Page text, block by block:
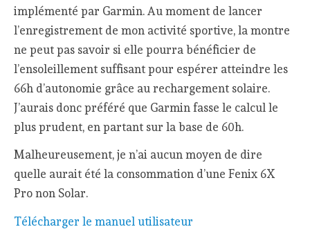
implémenté par Garmin. Au moment de lancer
l’enregistrement de mon activité sportive, la montre
ne peut pas savoir si elle pourra bénéficier de
l’ensoleillement suffisant pour espérer atteindre les
66h d’autonomie grâce au rechargement solaire.
J’aurais donc préféré que Garmin fasse le calcul le
plus prudent, en partant sur la base de 60h.
Malheureusement, je n’ai aucun moyen de dire
quelle aurait été la consommation d’une Fenix 6X
Pro non Solar.
Télécharger le manuel utilisateur